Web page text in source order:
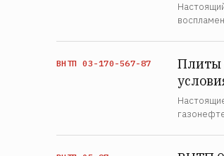
ВНТП 03-170-567-87
Плиты